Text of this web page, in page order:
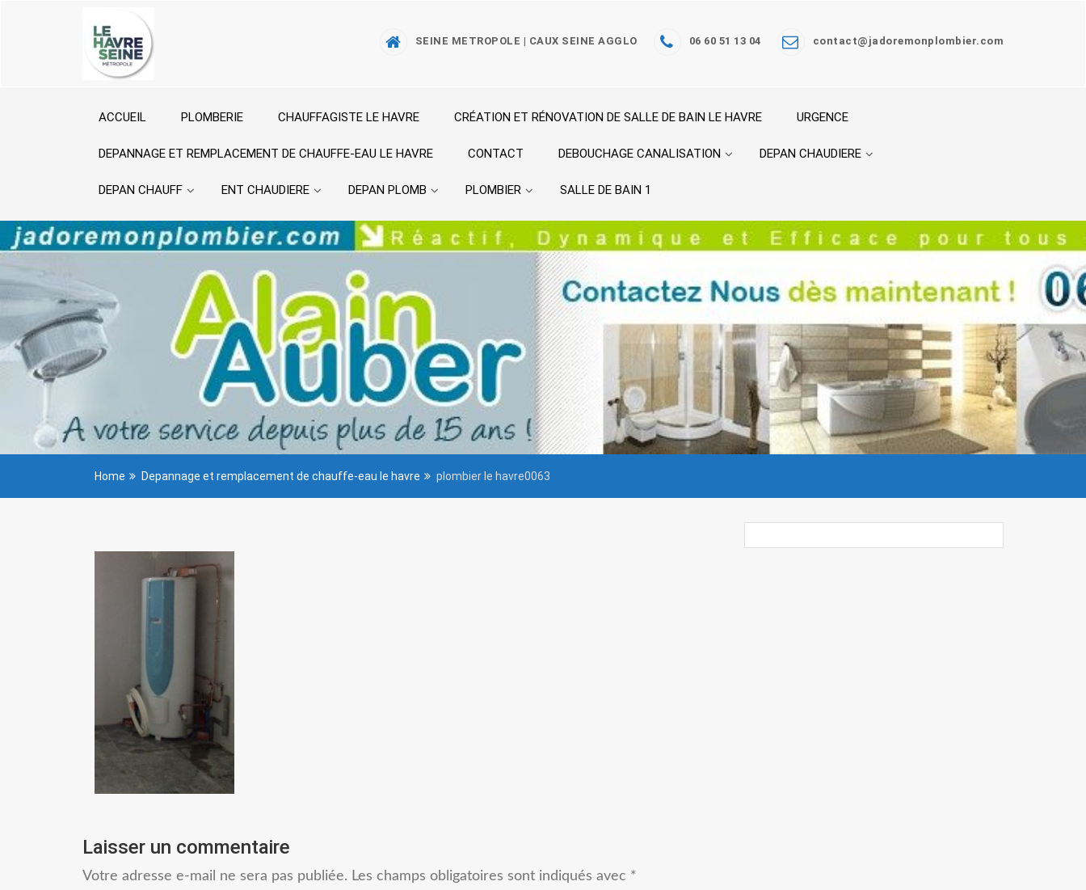
SEINE METROPOLE | CAUX SEINE AGGLO 06 60 51 13 04 contact@jadoremonplombier.com
ACCUEIL PLOMBERIE CHAUFFAGISTE LE HAVRE CRÉATION ET RÉNOVATION DE SALLE DE BAIN LE HAVRE URGENCE
DEPANNAGE ET REMPLACEMENT DE CHAUFFE-EAU LE HAVRE CONTACT DEBOUCHAGE CANALISATION DEPAN CHAUDIERE
DEPAN CHAUFF ENT CHAUDIERE DEPAN PLOMB PLOMBIER SALLE DE BAIN 1
Home Depannage et remplacement de chauffe-eau le havre plombier le havre0063
Laisser un commentaire
Votre adresse e-mail ne sera pas publiée. Les champs obligatoires sont indiqués avec *